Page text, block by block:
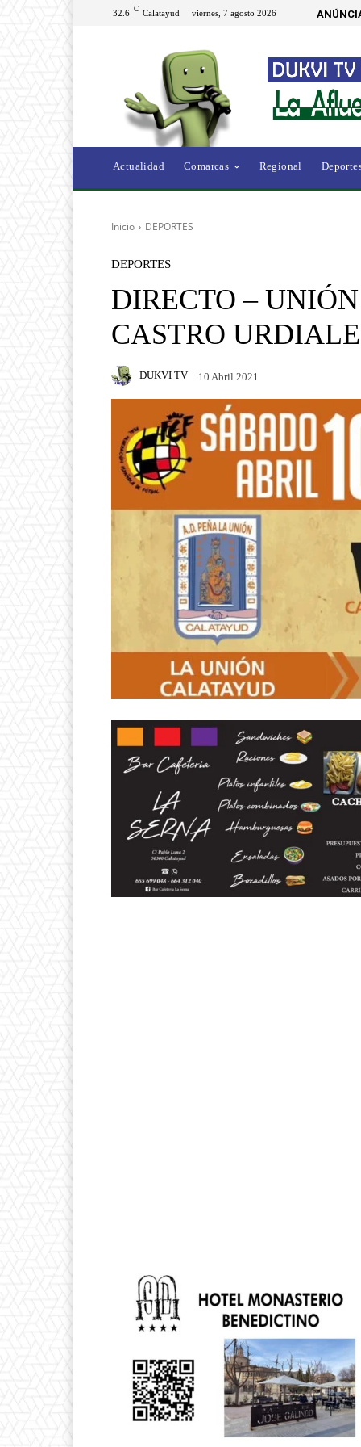
32.6 C Calatayud viernes, 7 agosto 2026
Actualidad Comarcas Regional
Inicio DEPORTES
DEPORTES
DIRECTO –
CASTRO
DUKVI TV 10 Abril 2021